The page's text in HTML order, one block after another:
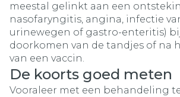
meestal gelinkt aan een
nasofaryngitis, angina, infectie
urinewegen of gastro-enteritis)
doorkomen van de tandjes of na
van een vaccin.
De koorts goed meten
Vooraleer met een behandeling